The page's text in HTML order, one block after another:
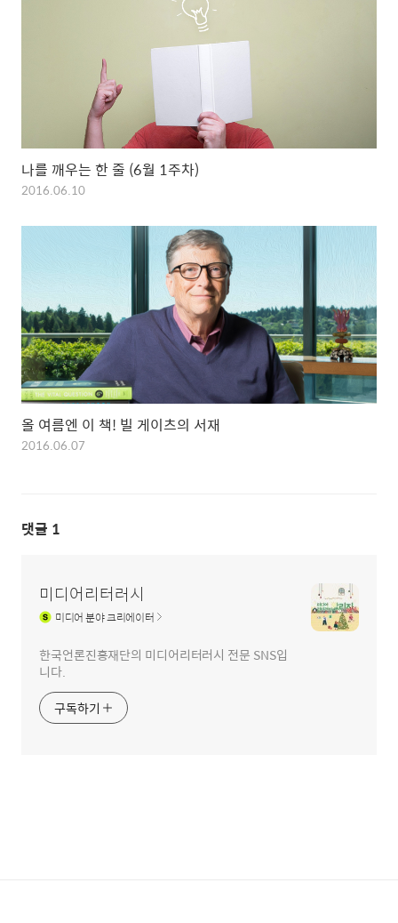
나를 깨우는 한 줄 (6월 1주차)
2016.06.10
올 여름엔 이 책! 빌 게이츠의 서재
2016.06.07
댓글 1
미디어리터러시
미디어분야 크리에이터
한국언론진흥재단의 미디어리터러시 전문 SNS입
니다.
구독하기